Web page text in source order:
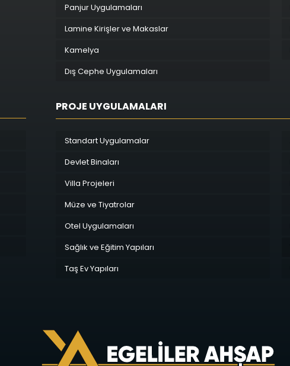
Panjur Uygulamaları
Lamine Kirişler ve Makaslar
Kamelya
Dış Cephe Uygulamaları
PROJE UYGULAMALARI
Standart Uygulamalar
Devlet Binaları
Villa Projeleri
Müze ve Tiyatrolar
Otel Uygulamaları
Sağlık ve Eğitim Yapıları
Taş Ev Yapıları